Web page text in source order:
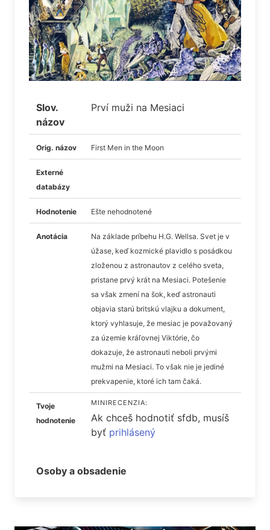
Slov.
názov
Prví muži na Mesiaci
Orig. názov First Men in the Moon
Externé
databázy
Hodnotenie Ešte nehodnotené
Anotácia
Na základe príbehu H.G. Wellsa. Svet je v
úžase, keď kozmické plavidlo s posádkou
zloženou z astronautov z celého sveta,
pristane prvý krát na Mesiaci. Potešenie
sa však zmení na šok, keď astronauti
objavia starú britskú vlajku a dokument,
ktorý vyhlasuje, že mesiac je považovaný
za územie kráľovnej Viktórie, čo
dokazuje, že astronauti neboli prvými
mužmi na Mesiaci. To však nie je jediné
prekvapenie, ktoré ich tam čaká.
Tvoje
hodnotenie
MINIRECENZIA:
Ak chceš hodnotiť sfdb, musíš
byť prihlásený
Osoby a obsadenie